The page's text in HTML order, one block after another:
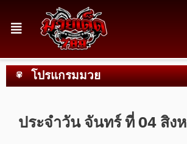
โปรแกรมมวย
ประจำวัน จันทร์ ที่ 04 สิง